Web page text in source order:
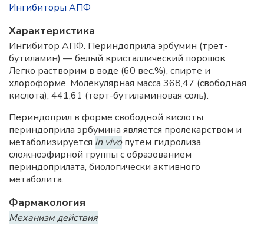
Ингибиторы АПФ
Характеристика
Ингибитор АПФ. Периндоприла эрбумин (трет-
бутиламин) — белый кристаллический порошок.
Легко растворим в воде (60 вес.%), спирте и
хлороформе. Молекулярная масса 368,47 (свободная
кислота); 441,61 (терт-бутиламиновая соль).
Периндоприл в форме свободной кислоты
периндоприла эрбумина является пролекарством и
метаболизируется in vivoпутем гидролиза
сложноэфирной группы с образованием
периндоприлата, биологически активного
метаболита.
Фармакология
Механизм действия